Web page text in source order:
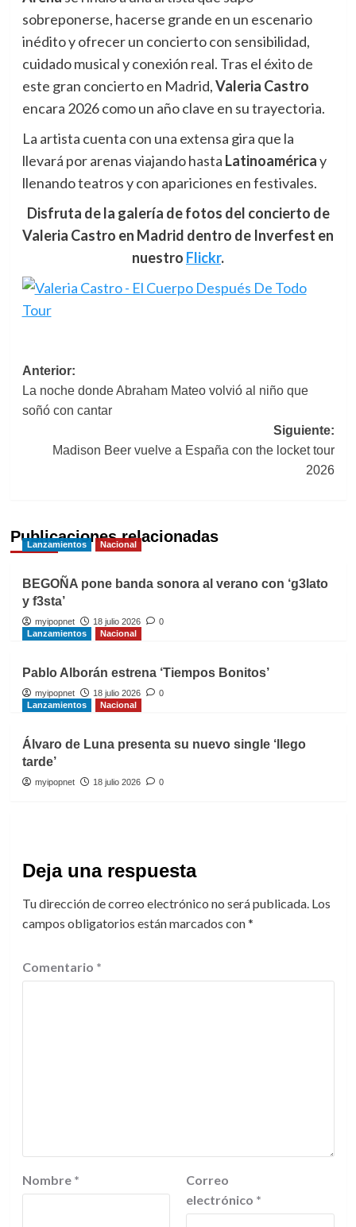
sobreponerse, hacerse grande en un escenario
inédito y ofrecer un concierto con sensibilidad,
cuidado musical y conexión real. Tras el éxito de
este gran concierto en Madrid,Valeria Castro
encara 2026 como un año clave en su trayectoria.
La artista cuenta con una extensa gira que la
llevará por arenas viajando hasta Latinoaméricay
llenando teatros y con apariciones en festivales.
Disfruta de la galería de fotos del concierto de
Valeria Castro en Madrid dentro de Inverfest en
nuestro Flickr.
Navegación
de
Anterior:
La noche donde Abraham Mateo volvió al niño que
soñó con cantar
Siguiente:
Madison Beer vuelve a España con the locket tour
2026
Publicaciones relacionadas
Lanzamientos Nacional
BEGOÑA pone banda sonora al verano con ‘g3lato
y f3sta’
myipopnet 18 julio 2026
0
Lanzamientos
Nacional
Pablo Alborán estrena ‘Tiempos Bonitos’
myipopnet 18 julio 2026
0
Lanzamientos
Nacional
Álvaro de Luna presenta su nuevo single ‘llego
tarde’
myipopnet 18 julio 2026 0
Deja una respuesta
Tu dirección de correo electrónico no será publicada. Los
campos obligatorios están marcados con*
Comentario *
Nombre *
Correo
electrónico *